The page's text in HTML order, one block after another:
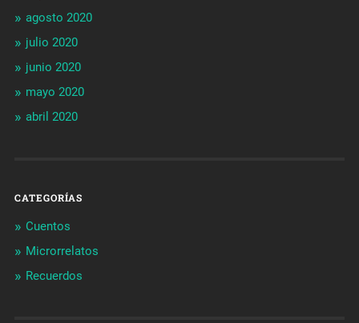
agosto 2020
julio 2020
junio 2020
mayo 2020
abril 2020
CATEGORÍAS
Cuentos
Microrrelatos
Recuerdos